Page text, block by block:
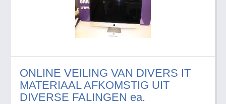
ONLINE VEILING VAN DIVERS IT
MATERIAAL AFKOMSTIG UIT
DIVERSE FALINGEN ea.